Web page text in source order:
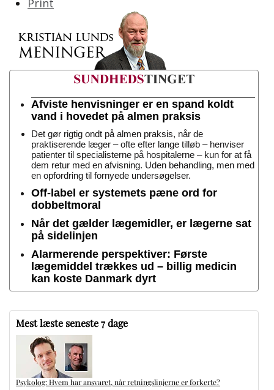
Print
Afviste henvisninger er en spand koldt
vand i hovedet på almen praksis
Det gør rigtig ondt på almen praksis, når de
praktiserende læger – ofte efter lange tilløb – henviser
patienter til specialisterne på hospitalerne – kun for at få
dem retur med en afvisning. Uden behandling, men med
en opfordring til fornyede undersøgelser.
Off-label er systemets pæne ord for
dobbeltmoral
Når det gælder lægemidler, er lægerne sat
på sidelinjen
Alarmerende perspektiver: Første
lægemiddel trækkes ud – billig medicin
kan koste Danmark dyrt
Mest læste seneste 7 dage
Psykolog: Hvem har ansvaret, når retningslinjerne er forkerte?